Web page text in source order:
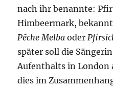
nach ihr benannte:
Himbeermark,
Pêche Melba oder
später soll die
Aufenthalts in London
dies im